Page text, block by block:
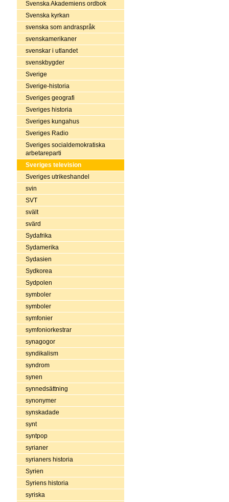
Svenska Akademiens ordbok
Svenska kyrkan
svenska som andraspråk
svenskamerikaner
svenskar i utlandet
svenskbygder
Sverige
Sverige-historia
Sveriges geografi
Sveriges historia
Sveriges kungahus
Sveriges Radio
Sveriges socialdemokratiska
arbetareparti
Sveriges television
Sveriges utrikeshandel
svin
SVT
svält
svärd
Sydafrika
Sydamerika
Sydasien
Sydkorea
Sydpolen
symboler
symboler
symfonier
symfoniorkestrar
synagogor
syndikalism
syndrom
synen
synnedsättning
synonymer
synskadade
synt
syntpop
syrianer
syrianers historia
Syrien
Syriens historia
syriska